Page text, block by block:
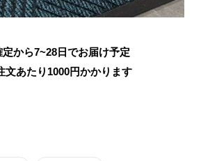
定から7~28日でお届け予定
文あたり 1000円かかります